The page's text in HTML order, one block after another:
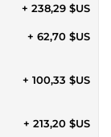
+ 238,29 $US
+ 62,70 $US
+ 100,33 $US
+ 213,20 $US